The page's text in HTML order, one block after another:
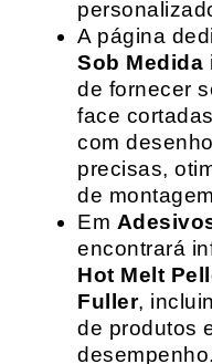
A página
Sob Medida
de fornecer
face
com
precisas,
de
Em
encontrará
Hot Melt
Fuller,
de produtos